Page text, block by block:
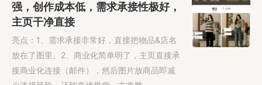
强，创作成本低，需求承接性极好，
主页干净直接
亮点：1、需求承接非常好，直接把物品&店名
放在了图里。2、商业化简单明了，主页直接承
接商业化连接（邮件），然后图片放商品即减